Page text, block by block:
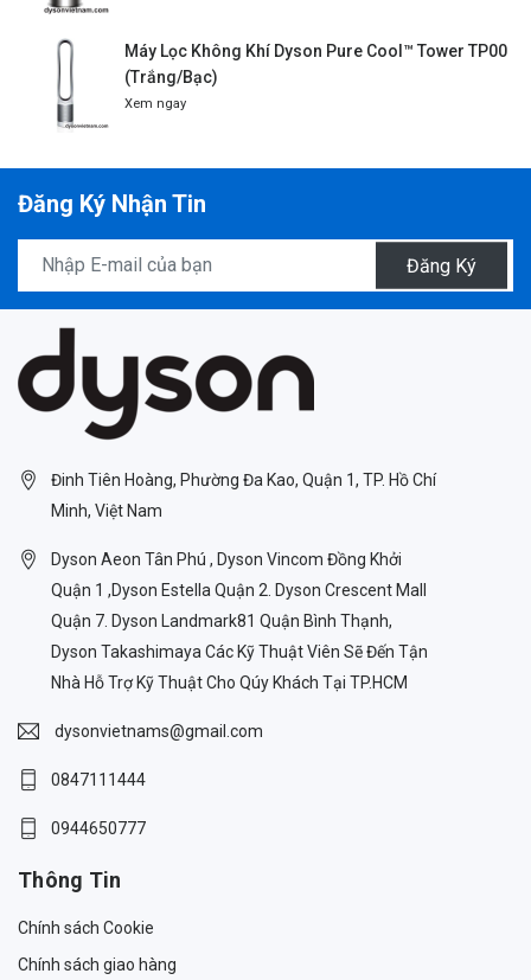
Máy Lọc Không Khí Dyson Pure Cool™ Tower TP00
(Trắng/Bạc)
Xem ngay
Đăng Ký Nhận Tin
Đăng Ký
Đinh Tiên Hoàng, Phường Đa Kao, Quận 1, TP. Hồ Chí
Minh, Việt Nam
Dyson Aeon Tân Phú , Dyson Vincom Đồng Khởi
Quận 1 ,Dyson Estella Quận 2. Dyson Crescent Mall
Quận 7. Dyson Landmark81 Quận Bình Thạnh,
Dyson Takashimaya Các Kỹ Thuật Viên Sẽ Đến Tận
Nhà Hỗ Trợ Kỹ Thuật Cho Qúy Khách Tại TP.HCM
dysonvietnams@gmail.com
0847111444
0944650777
Thông Tin
Chính sách Cookie
Chính sách giao hàng